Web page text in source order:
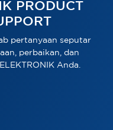
PRODUCT
pertanyaan seputar
perbaikan, dan
Anda.